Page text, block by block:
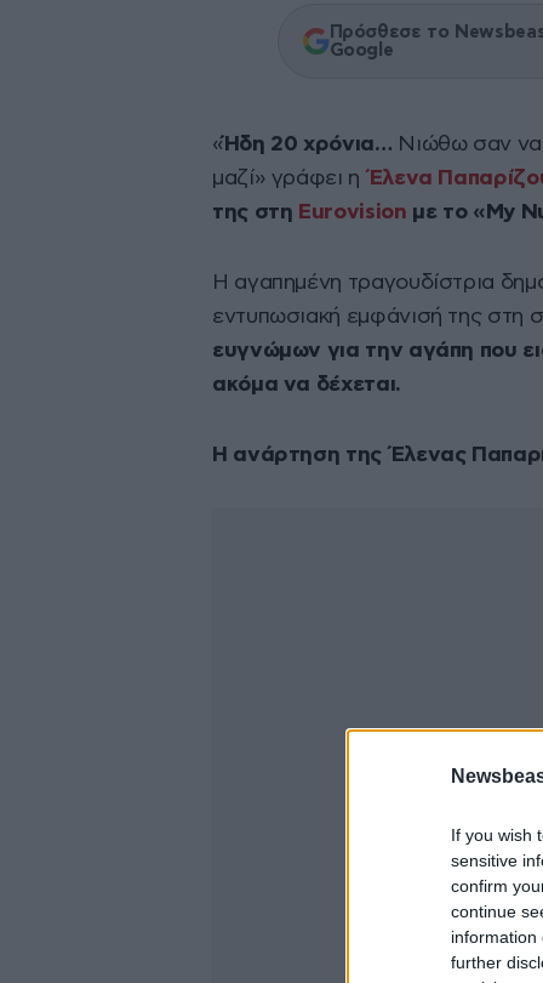
If you wish
sensitive
confirm
continue
information
further
Πρόσθεσε το
Google
«Ήδη 20 χρόνια… Νιώθω σαν να
μαζί» γράφει η Έλενα
της στη Eurovision με το «My
Η αγαπημένη τραγουδίστρια
εντυπωσιακή εμφάνισή της στη
ευγνώμων για την αγάπη που
ακόμα να δέχεται.
Η ανάρτηση της Έλενας